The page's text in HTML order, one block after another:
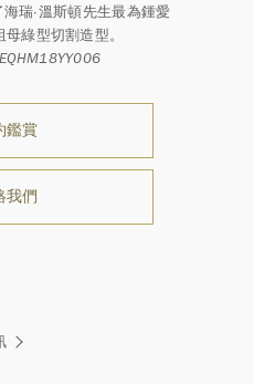
瑞∙溫斯頓先生最為鍾愛
綠型切割造型。
鑑賞
我們
說過「世間沒有
海瑞溫斯頓的每
是如此：每個寶